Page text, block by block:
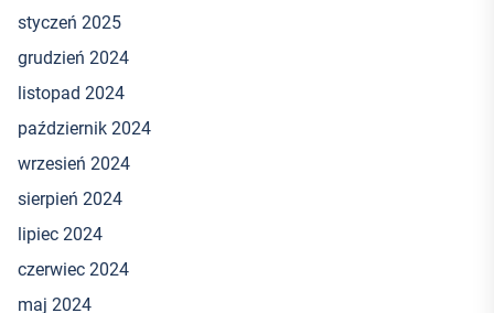
styczeń 2025
grudzień 2024
listopad 2024
październik 2024
wrzesień 2024
sierpień 2024
lipiec 2024
czerwiec 2024
maj 2024